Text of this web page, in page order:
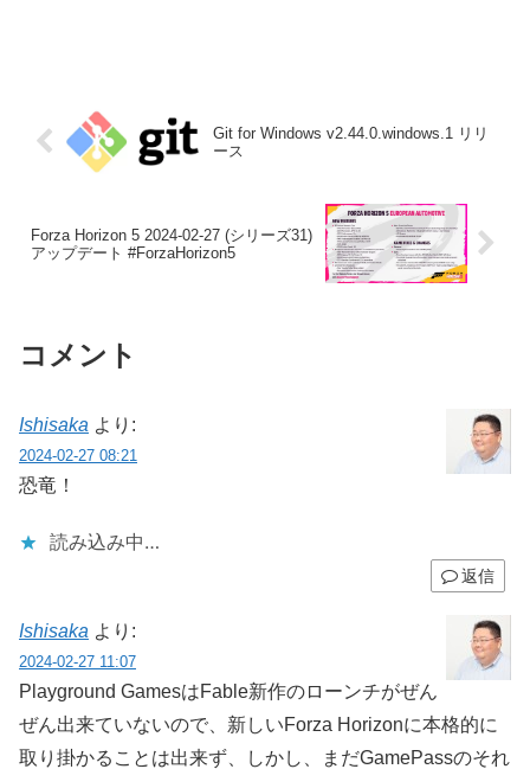
Git for Windows v2.44.0.windows.1 リリ
ース
Forza Horizon 5 2024-02-27 (シリーズ31)
アップデート #ForzaHorizon5
コメント
Ishisaka より:
2024-02-27 08:21
恐竜！
読み込み中…
返信
Ishisaka より:
2024-02-27 11:07
Playground GamesはFable新作のローンチがぜん
ぜん出来ていないので、新しいForza Horizonに本格的に
取り掛かることは出来ず、しかし、まだGamePassのそれ